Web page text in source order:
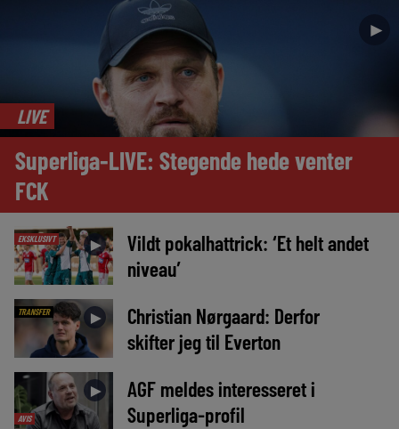
►
LIVE
Superliga-LIVE: Stegende hede venter
FCK
EKSKLUSIVT ►
Vildt pokalhattrick: ‘Et helt andet
niveau’
TRANSFER ►
Christian Nørgaard: Derfor
skifter jeg til Everton
AVIS
►
AGF meldes interesseret i
Superliga-profil